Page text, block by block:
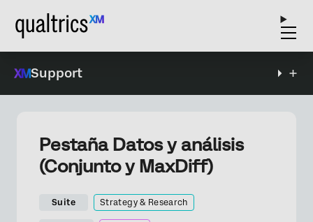
Support
Pestaña Datos y análisis
(Conjunto y MaxDiff)
Suite Strategy & Research